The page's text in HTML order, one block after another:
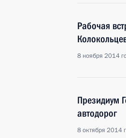
Рабочая
8 ноября 2014
Президиум
автодорог
8 октября 2014